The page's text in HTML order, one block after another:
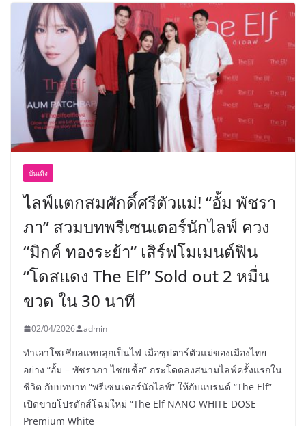
บันเทิง
ไลฟ์แตกสมศักดิ์ศรีตัวแม่! “อั้ม พัชรา
ภา” สวมบทพรีเซนเตอร์นักไลฟ์ ควง
“มิกค์ ทองระย้า” เสิร์ฟโมเมนต์ฟิน
“โดสแดง The Elf” Sold out 2 หมื่น
ขวด ใน 30 นาที
02/04/2026 admin
ทำเอาโซเชียลแทบลุกเป็นไฟ เมื่อซุปตาร์ตัวแม่ของเมืองไทย
อย่าง “อั้ม – พัชราภา ไชยเชื้อ” กระโดดลงสนามไลฟ์ครั้งแรกใน
ชีวิต กับบทบาท “พรีเซนเตอร์นักไลฟ์” ให้กับแบรนด์ “The Elf”
เปิดขายโปรดักส์โฉมใหม่ “The Elf NANO WHITE DOSE
Premium White